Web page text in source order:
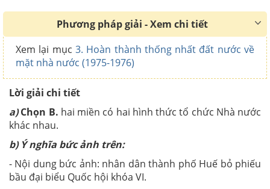
Phương pháp giải - Xem chi tiết
Xem lại mục 3. Hoàn thành thống nhất đất nước về
mặt nhà nước (1975-1976)
Lời giải chi tiết
a)Chọn B. hai miền có hai hình thức tổ chức Nhà nước
khác nhau.
b) Ý nghĩa bức ảnh trên:
- Nội dung bức ảnh: nhân dân thành phố Huế bỏ phiếu
bầu đại biểu Quốc hội khóa VI.